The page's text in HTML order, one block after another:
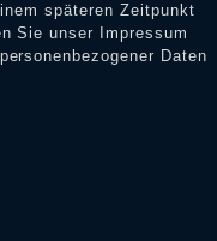
späteren Zeitpunkt
Sie unser
Impressum
Daten